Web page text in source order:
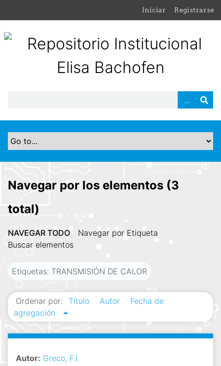
n
Iniciar Registrarse
Navegar por los elementos (3
total)
NAVEGAR TODO
Navegar por Etiqueta
Buscar elementos
Etiquetas: TRANSMISIÓN DE CALOR
Ordenar por: Título Autor
Fecha de
agregación
Autor: Greco, F.I.